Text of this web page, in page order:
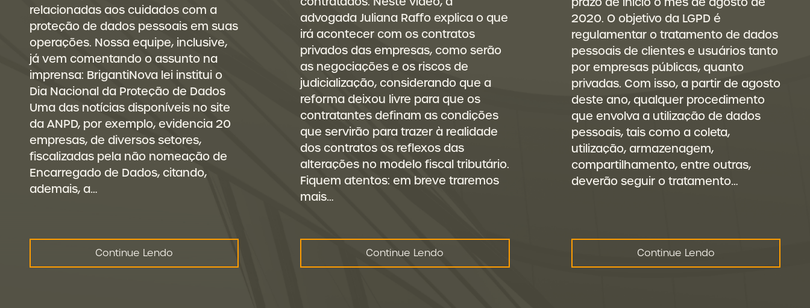
relacionadas aos cuidados com a
proteção de dados pessoais em suas
operações. Nossa equipe, inclusive,
já vem comentando o assunto na
imprensa: BrigantiNova lei institui o
Dia Nacional da Proteção de Dados
Uma das notícias disponíveis no site
da ANPD, por exemplo, evidencia 20
empresas, de diversos setores,
fiscalizadas pela não nomeação de
Encarregado de Dados, citando,
ademais, a…
Continue Lendo
advogada Juliana Raffo explica o que
irá acontecer com os contratos
privados das empresas, como serão
as negociações e os riscos de
judicialização, considerando que a
reforma deixou livre para que os
contratantes definam as condições
que servirão para trazer à realidade
dos contratos os reflexos das
alterações no modelo fiscal tributário.
Fiquem atentos: em breve traremos
mais…
Continue Lendo
2020. O objetivo da LGPD é
regulamentar o tratamento de dados
pessoais de clientes e usuários tanto
por empresas públicas, quanto
privadas. Com isso, a partir de agosto
deste ano, qualquer procedimento
que envolva a utilização de dados
pessoais, tais como a coleta,
utilização, armazenagem,
compartilhamento, entre outras,
deverão seguir o tratamento…
Continue Lendo